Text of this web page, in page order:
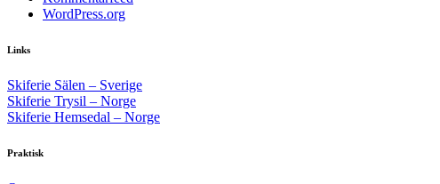
WordPress.org
Links
Skiferie Sälen – Sverige
Skiferie Trysil – Norge
Skiferie Hemsedal – Norge
Praktisk